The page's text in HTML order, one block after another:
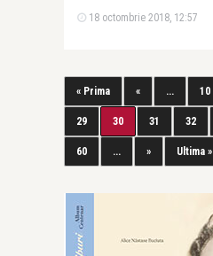
18 octombrie 2018, 12:57
« Prima « ... 10
29 30 31 32
60 ... » Ultima »